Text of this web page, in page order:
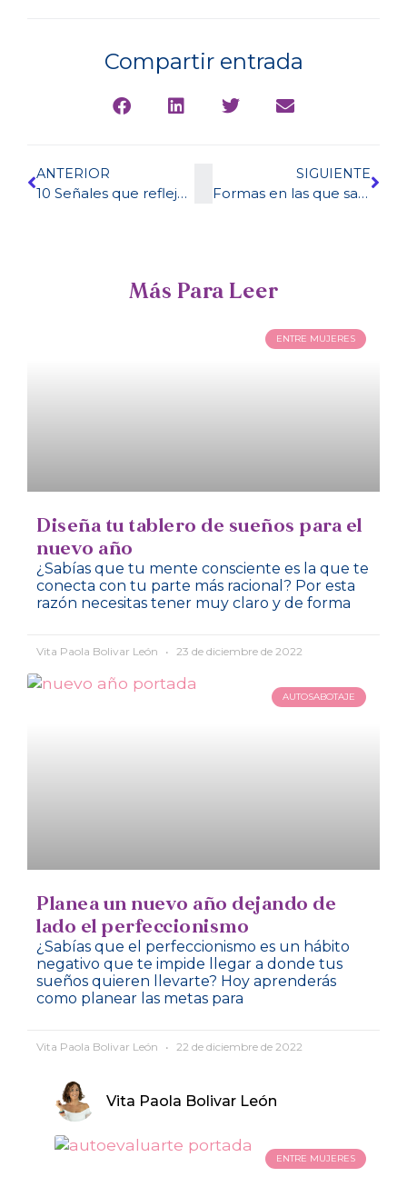
Compartir entrada
ANTERIOR
10 Señales que reflejan cómo las heridas de la infancia afectan tus relaciones de pareja
SIGUIENTE
Formas en las que sanamos nuestras heridas emocionales
Más Para Leer
ENTRE MUJERES
Diseña tu tablero de sueños para el
nuevo año
¿Sabías que tu mente consciente es la que te
conecta con tu parte más racional? Por esta
razón necesitas tener muy claro y de forma
Vita Paola Bolivar León 23 de diciembre de 2022
AUTOSABOTAJE
Planea un nuevo año dejando de
lado el perfeccionismo
¿Sabías que el perfeccionismo es un hábito
negativo que te impide llegar a donde tus
sueños quieren llevarte? Hoy aprenderás
como planear las metas para
Vita Paola Bolivar León 22 de diciembre de 2022
Vita Paola Bolivar León
ENTRE MUJERES